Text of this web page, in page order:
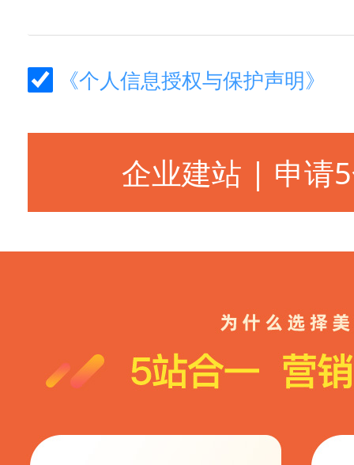
《个人信息授权与保护声明》
企业建站 | 申请